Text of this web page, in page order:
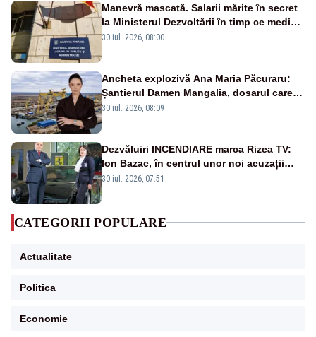
Manevră mascată. Salarii mărite în secret
la Ministerul Dezvoltării în timp ce medicii
ies în stradă
30 iul. 2026, 08:00
Ancheta explozivă Ana Maria Păcuraru:
Șantierul Damen Mangalia, dosarul care
scufundă apărarea României
30 iul. 2026, 08:09
Dezvăluiri INCENDIARE marca Rizea TV:
Ion Bazac, în centrul unor noi acuzații
publice
30 iul. 2026, 07:51
CATEGORII POPULARE
Actualitate
Politica
Economie